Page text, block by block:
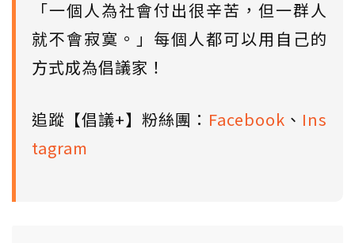
「一個人為社會付出很辛苦，但一群人
就不會寂寞。」每個人都可以用自己的
方式成為倡議家！
追蹤【倡議+】粉絲團： Facebook 、 Ins
tagram